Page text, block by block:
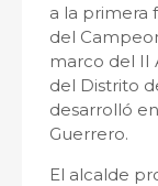
a la primera
del
marco del II
del Distrito
desarrolló
Guerrero.
El alcalde